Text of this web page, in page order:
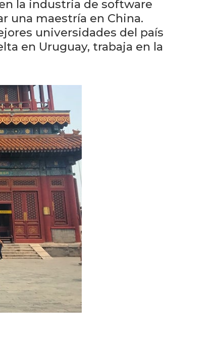
eventos
Eventos
anteriores
la industria de software
una maestría en China.
universidades del país
en Uruguay, trabaja en la